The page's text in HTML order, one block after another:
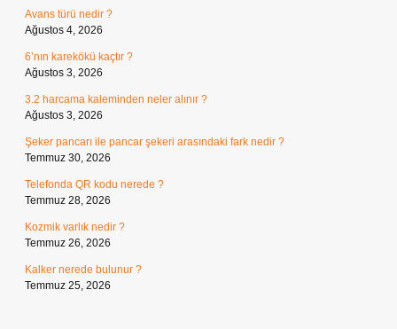
Avans türü nedir ?
Ağustos 4, 2026
6’nın karekökü kaçtır ?
Ağustos 3, 2026
3.2 harcama kaleminden neler alınır ?
Ağustos 3, 2026
Şeker pancarı ile pancar şekeri arasındaki fark nedir ?
Temmuz 30, 2026
Telefonda QR kodu nerede ?
Temmuz 28, 2026
Kozmik varlık nedir ?
Temmuz 26, 2026
Kalker nerede bulunur ?
Temmuz 25, 2026